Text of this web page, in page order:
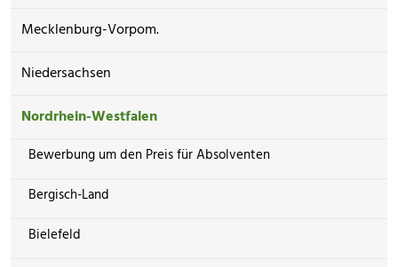
Mecklenburg-Vorpom.
Niedersachsen
Nordrhein-Westfalen
Bewerbung um den Preis für Absolventen
Bergisch-Land
Bielefeld